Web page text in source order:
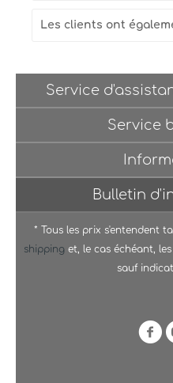
Les clients ont
Service
Service
Bulletin
* Tous les prix s'entendent
shipping et, le cas échéant,
sauf